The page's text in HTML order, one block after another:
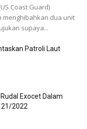
Coast Guard)
menghibahkan dua unit
supaya...
Patroli Laut
Exocet Dalam
21/2022